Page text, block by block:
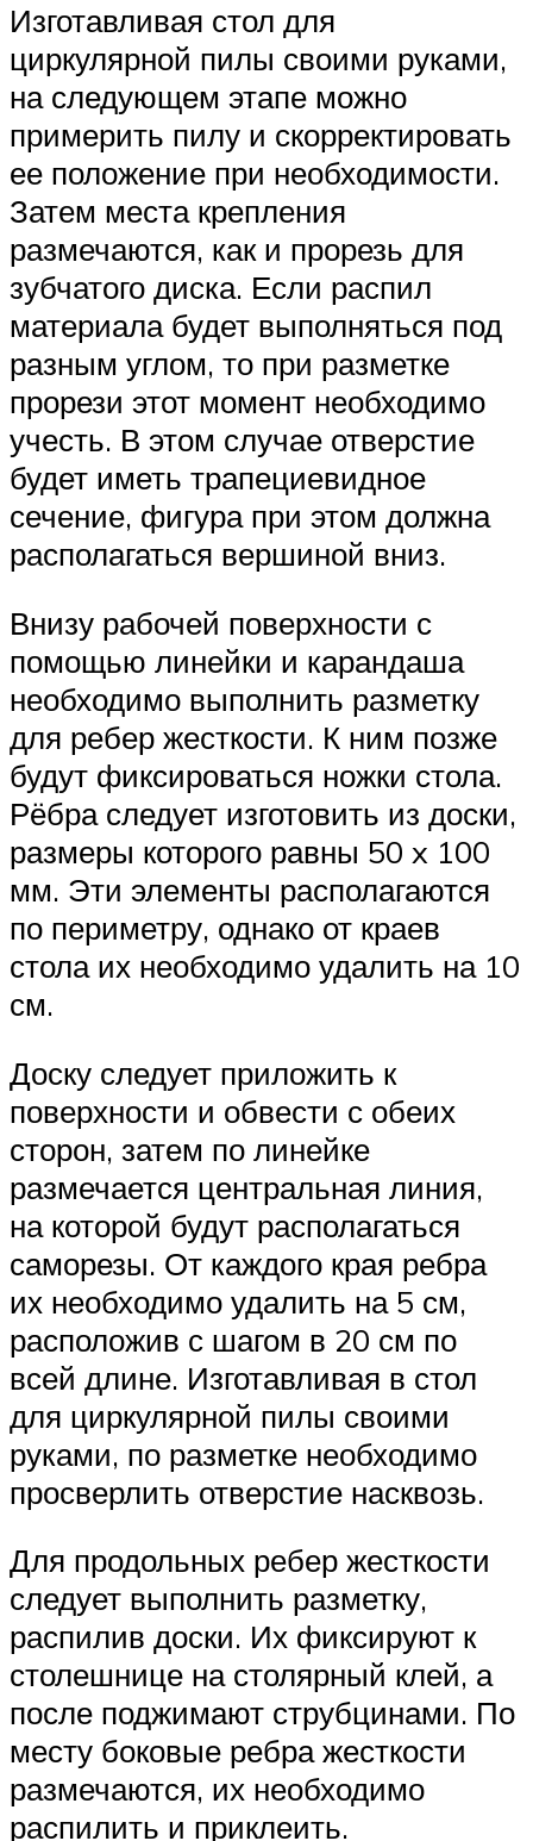
Изготавливая стол для
циркулярной пилы своими руками,
на следующем этапе можно
примерить пилу и скорректировать
ее положение при необходимости.
Затем места крепления
размечаются, как и прорезь для
зубчатого диска. Если распил
материала будет выполняться под
разным углом, то при разметке
прорези этот момент необходимо
учесть. В этом случае отверстие
будет иметь трапециевидное
сечение, фигура при этом должна
располагаться вершиной вниз.
Внизу рабочей поверхности с
помощью линейки и карандаша
необходимо выполнить разметку
для ребер жесткости. К ним позже
будут фиксироваться ножки стола.
Рёбра следует изготовить из доски,
размеры которого равны 50 x 100
мм. Эти элементы располагаются
по периметру, однако от краев
стола их необходимо удалить на 10
см.
Доску следует приложить к
поверхности и обвести с обеих
сторон, затем по линейке
размечается центральная линия,
на которой будут располагаться
саморезы. От каждого края ребра
их необходимо удалить на 5 см,
расположив с шагом в 20 см по
всей длине. Изготавливая в стол
для циркулярной пилы своими
руками, по разметке необходимо
просверлить отверстие насквозь.
Для продольных ребер жесткости
следует выполнить разметку,
распилив доски. Их фиксируют к
столешнице на столярный клей, а
после поджимают струбцинами. По
месту боковые ребра жесткости
размечаются, их необходимо
распилить и приклеить.